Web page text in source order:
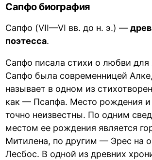
Сапфо биография
Сапфо (VII—VI вв. до н. э.) —
поэтесса.
Сапфо писала стихи о любви
Сапфо была современницей
называет в одном из
как — Псапфа. Место рождения и
точно неизвестны. По одним
местом ее рождения является
Митилена, по другим — Эрес на
Лесбос. В одной из древних